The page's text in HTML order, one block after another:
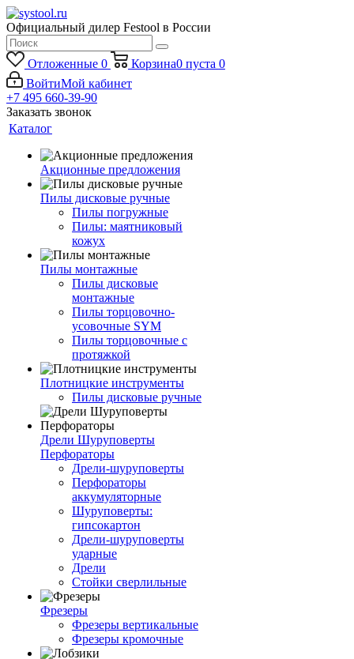
Официальный дилер Festool в России
Отложенные 0 Корзина0 пуста 0
ВойтиМой кабинет
+7 495 660-39-90
Заказать звонок
Каталог
Акционные предложения
Пилы дисковые ручные
Пилы погружные
Пилы: маятниковый
кожух
Пилы монтажные
Пилы дисковые
монтажные
Пилы торцовочно-
усовочные SYM
Пилы торцовочные с
протяжкой
Плотницкие инструменты
Пилы дисковые ручные
Дрели Шуруповерты
Перфораторы
Дрели-шуруповерты
Перфораторы
аккумуляторные
Шуруповерты:
гипсокартон
Дрели-шуруповерты
ударные
Дрели
Стойки сверлильные
Фрезеры
Фрезеры вертикальные
Фрезеры кромочные